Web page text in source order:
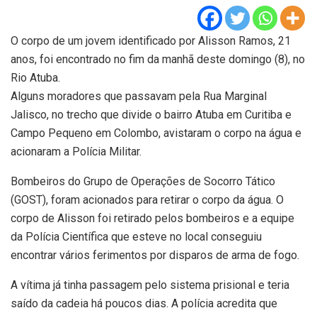
O corpo de um jovem identificado por Alisson Ramos, 21
anos, foi encontrado no fim da manhã deste domingo (8), no
Rio Atuba.
Alguns moradores que passavam pela Rua Marginal
Jalisco, no trecho que divide o bairro Atuba em Curitiba e
Campo Pequeno em Colombo, avistaram o corpo na água e
acionaram a Polícia Militar.
Bombeiros do Grupo de Operações de Socorro Tático
(GOST), foram acionados para retirar o corpo da água. O
corpo de Alisson foi retirado pelos bombeiros e a equipe
da Polícia Científica que esteve no local conseguiu
encontrar vários ferimentos por disparos de arma de fogo.
A vítima já tinha passagem pelo sistema prisional e teria
saído da cadeia há poucos dias. A polícia acredita que